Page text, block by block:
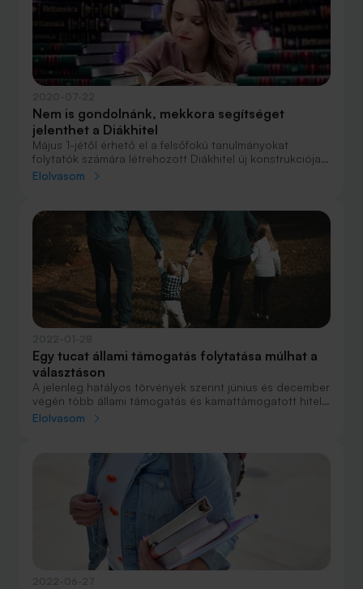
Nem is gondolnánk, mekkora segítséget
jelenthet a Diákhitel
Május 1-jétől érhető el a felsőfokú tanulmányokat
folytatók számára létrehozott Diákhitel új konstrukciója.
Mivel a jelenlegi hitelek között rendkívül kedvező
megoldásokra érdemes költeni.
Elolvasom
Egy tucat állami támogatás folytatása múlhat a
választáson
A jelenleg hatályos törvények szerint június és december
végén több állami támogatás és kamattámogatott hitel
is megszűnne. Orbán Viktor miniszterelnök a héten
Elolvasom